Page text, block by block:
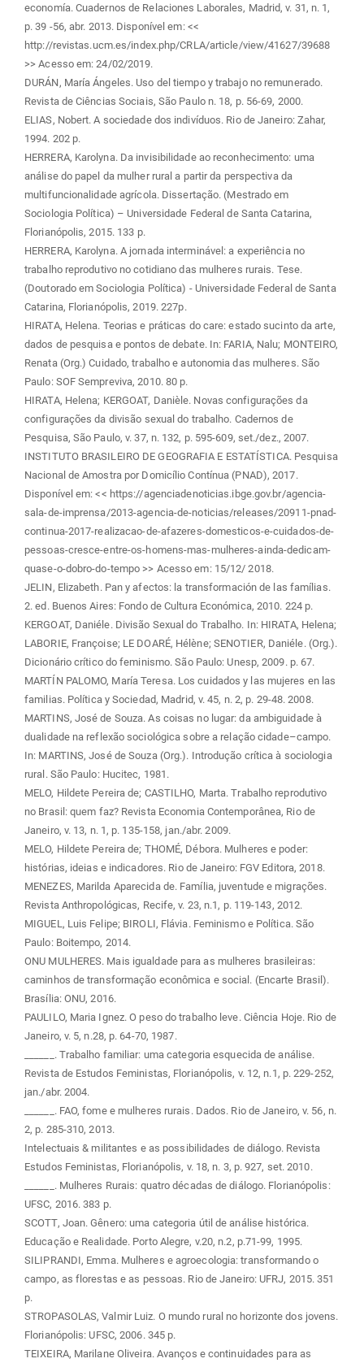
economía. Cuadernos de Relaciones Laborales, Madrid, v. 31, n. 1,
p. 39 -56, abr. 2013. Disponível em: <<
http://revistas.ucm.es/index.php/CRLA/article/view/41627/39688
>> Acesso em: 24/02/2019.
DURÁN, María Ángeles. Uso del tiempo y trabajo no remunerado.
Revista de Ciências Sociais, São Paulo n. 18, p. 56-69, 2000.
ELIAS, Nobert. A sociedade dos indivíduos. Rio de Janeiro: Zahar,
1994. 202 p.
HERRERA, Karolyna. Da invisibilidade ao reconhecimento: uma
análise do papel da mulher rural a partir da perspectiva da
multifuncionalidade agrícola. Dissertação. (Mestrado em
Sociologia Política) – Universidade Federal de Santa Catarina,
Florianópolis, 2015. 133 p.
HERRERA, Karolyna. A jornada interminável: a experiência no
trabalho reprodutivo no cotidiano das mulheres rurais. Tese.
(Doutorado em Sociologia Política) - Universidade Federal de Santa
Catarina, Florianópolis, 2019. 227p.
HIRATA, Helena. Teorias e práticas do care: estado sucinto da arte,
dados de pesquisa e pontos de debate. In: FARIA, Nalu; MONTEIRO,
Renata (Org.) Cuidado, trabalho e autonomia das mulheres. São
Paulo: SOF Sempreviva, 2010. 80 p.
HIRATA, Helena; KERGOAT, Danièle. Novas configurações da
configurações da divisão sexual do trabalho. Cadernos de
Pesquisa, São Paulo, v. 37, n. 132, p. 595-609, set./dez., 2007.
INSTITUTO BRASILEIRO DE GEOGRAFIA E ESTATÍSTICA. Pesquisa
Nacional de Amostra por Domicílio Contínua (PNAD), 2017.
Disponível em: << https://agenciadenoticias.ibge.gov.br/agencia-
sala-de-imprensa/2013-agencia-de-noticias/releases/20911-pnad-
continua-2017-realizacao-de-afazeres-domesticos-e-cuidados-de-
pessoas-cresce-entre-os-homens-mas-mulheres-ainda-dedicam-
quase-o-dobro-do-tempo >> Acesso em: 15/12/ 2018.
JELIN, Elizabeth. Pan y afectos: la transformación de las famílias.
2. ed. Buenos Aires: Fondo de Cultura Económica, 2010. 224 p.
KERGOAT, Daniéle. Divisão Sexual do Trabalho. In: HIRATA, Helena;
LABORIE, Françoise; LE DOARÉ, Hélène; SENOTIER, Daniéle. (Org.).
Dicionário crítico do feminismo. São Paulo: Unesp, 2009. p. 67.
MARTÍN PALOMO, María Teresa. Los cuidados y las mujeres en las
familias. Política y Sociedad, Madrid, v. 45, n. 2, p. 29-48. 2008.
MARTINS, José de Souza. As coisas no lugar: da ambiguidade à
dualidade na reflexão sociológica sobre a relação cidade–campo.
In: MARTINS, José de Souza (Org.). Introdução crítica à sociologia
rural. São Paulo: Hucitec, 1981.
MELO, Hildete Pereira de; CASTILHO, Marta. Trabalho reprodutivo
no Brasil: quem faz? Revista Economia Contemporânea, Rio de
Janeiro, v. 13, n. 1, p. 135-158, jan./abr. 2009.
MELO, Hildete Pereira de; THOMÉ, Débora. Mulheres e poder:
histórias, ideias e indicadores. Rio de Janeiro: FGV Editora, 2018.
MENEZES, Marilda Aparecida de. Família, juventude e migrações.
Revista Anthropológicas, Recife, v. 23, n.1, p. 119-143, 2012.
MIGUEL, Luis Felipe; BIROLI, Flávia. Feminismo e Política. São
Paulo: Boitempo, 2014.
ONU MULHERES. Mais igualdade para as mulheres brasileiras:
caminhos de transformação econômica e social. (Encarte Brasil).
Brasília: ONU, 2016.
PAULILO, Maria Ignez. O peso do trabalho leve. Ciência Hoje. Rio de
Janeiro, v. 5, n.28, p. 64-70, 1987.
______. Trabalho familiar: uma categoria esquecida de análise.
Revista de Estudos Feministas, Florianópolis, v. 12, n.1, p. 229-252,
jan./abr. 2004.
______. FAO, fome e mulheres rurais. Dados. Rio de Janeiro, v. 56, n.
2, p. 285-310, 2013.
Intelectuais & militantes e as possibilidades de diálogo. Revista
Estudos Feministas, Florianópolis, v. 18, n. 3, p. 927, set. 2010.
______. Mulheres Rurais: quatro décadas de diálogo. Florianópolis:
UFSC, 2016. 383 p.
SCOTT, Joan. Gênero: uma categoria útil de análise histórica.
Educação e Realidade. Porto Alegre, v.20, n.2, p.71-99, 1995.
SILIPRANDI, Emma. Mulheres e agroecologia: transformando o
campo, as florestas e as pessoas. Rio de Janeiro: UFRJ, 2015. 351
p.
STROPASOLAS, Valmir Luiz. O mundo rural no horizonte dos jovens.
Florianópolis: UFSC, 2006. 345 p.
TEIXEIRA, Marilane Oliveira. Avanços e continuidades para as